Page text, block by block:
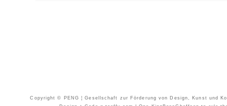
Copyright © PENG ¦ Gesellschaft zur Förderung von Design, Kunst und